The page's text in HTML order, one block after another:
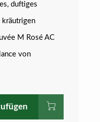
duftiges
M Rosé AC
von